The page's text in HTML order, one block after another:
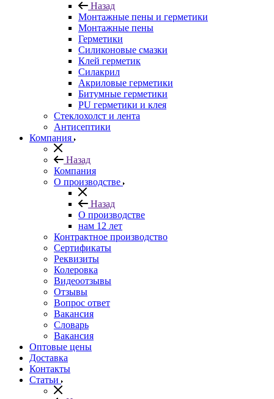
Назад
Монтажные пены и герметики
Монтажные пены
Герметики
Силиконовые смазки
Клей герметик
Силакрил
Акриловые герметики
Битумные герметики
PU герметики и клея
Стеклохолст и лента
Антисептики
Компания
Назад
Компания
О производстве
Назад
О производстве
нам 12 лет
Контрактное производство
Сертификаты
Реквизиты
Колеровка
Видеоотзывы
Отзывы
Вопрос ответ
Вакансия
Словарь
Вакансия
Оптовые цены
Доставка
Контакты
Статьи